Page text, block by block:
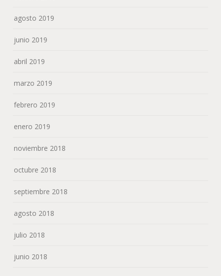
agosto 2019
junio 2019
abril 2019
marzo 2019
febrero 2019
enero 2019
noviembre 2018
octubre 2018
septiembre 2018
agosto 2018
julio 2018
junio 2018